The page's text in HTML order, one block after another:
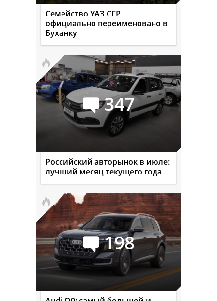
Семейство УАЗ СГР
официально переименовано в
Буханку
347
Российский авторынок в июле:
лучший месяц текущего года
198